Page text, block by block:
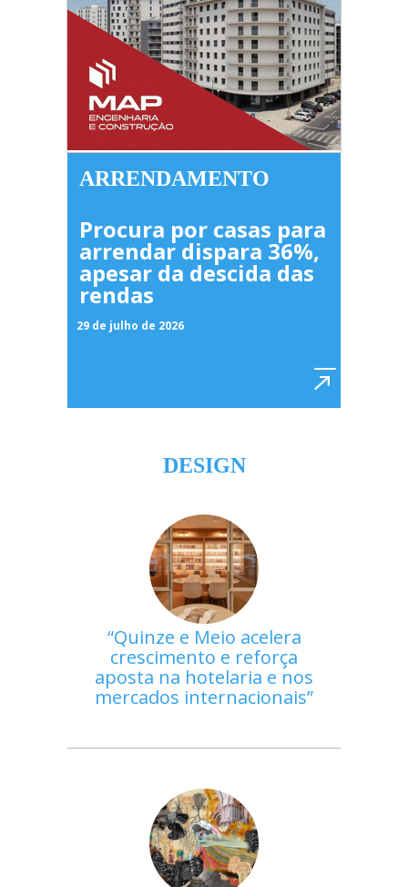
ARRENDAMENTO
Procura por casas para
arrendar dispara 36%,
apesar da descida das
rendas
29 de julho de 2026
DESIGN
Quinze e Meio acelera
crescimento e reforça
aposta na hotelaria e nos
mercados internacionais